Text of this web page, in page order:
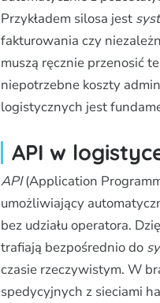
Przykładem silosa jest
fakturowania czy
muszą ręcznie przenosić
niepotrzebne koszty
logistycznych jest
API w
API(Application
umożliwiający
bez udziału operatora.
trafiają bezpośrednio do
czasie rzeczywistym. W
spedycyjnych z sieciami